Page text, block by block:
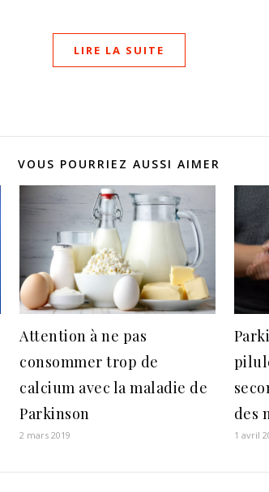
LIRE LA SUITE
VOUS POURRIEZ AUSSI AIMER
Attention à ne pas
consommer trop de
calcium avec la maladie de
Parkinson
2 mars 2019
des
1 avril